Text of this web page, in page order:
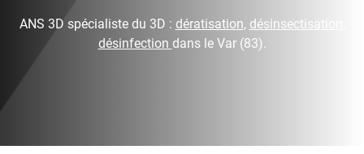
ANS 3D spécialiste du 3D : dératisation, désinsectisation
désinfection dans le Var (83).